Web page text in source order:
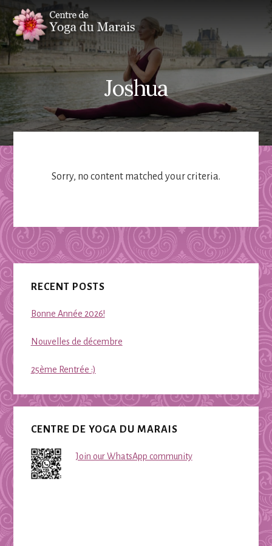
to
content
to
primary
sidebar
Joshua
Sorry, no content matched your criteria.
Primary
Sidebar
RECENT POSTS
Bonne Année 2026!
Nouvelles de décembre
25ème Rentrée :)
CENTRE DE YOGA DU MARAIS
Join our WhatsApp community